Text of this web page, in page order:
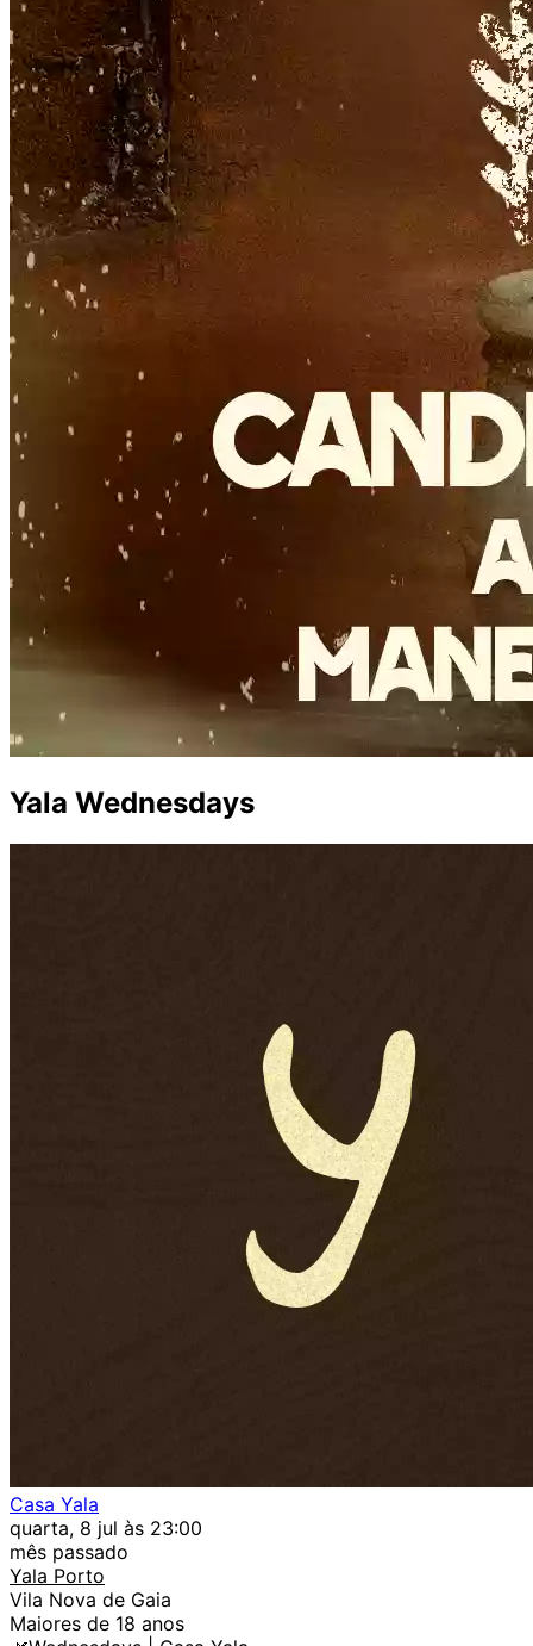
Yala Wednesdays
Casa Yala
quarta, 8 jul às 23:00
mês passado
Yala Porto
Vila Nova de Gaia
Maiores de 18 anos